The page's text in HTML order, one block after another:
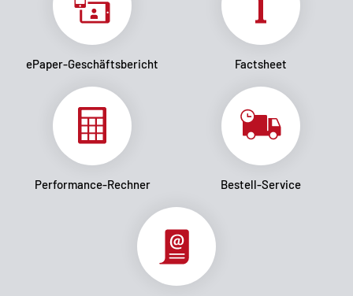
ePaper-Geschäftsbericht Factsheet
Performance-Rechner Bestell-Service